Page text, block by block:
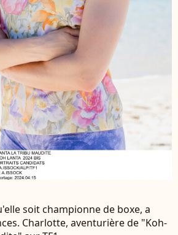
soit championne de boxe, a
Charlotte, aventurière de "Koh-